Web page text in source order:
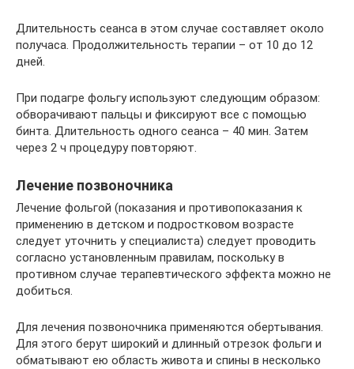
Длительность сеанса в этом случае составляет около
получаса. Продолжительность терапии – от 10 до 12
дней.
При подагре фольгу используют следующим образом:
обворачивают пальцы и фиксируют все с помощью
бинта. Длительность одного сеанса – 40 мин. Затем
через 2 ч процедуру повторяют.
Лечение позвоночника
Лечение фольгой (показания и противопоказания к
применению в детском и подростковом возрасте
следует уточнить у специалиста) следует проводить
согласно установленным правилам, поскольку в
противном случае терапевтического эффекта можно не
добиться.
Для лечения позвоночника применяются обертывания.
Для этого берут широкий и длинный отрезок фольги и
обматывают ею область живота и спины в несколько